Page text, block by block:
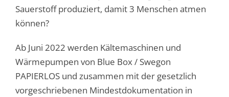
Sauerstoff produziert, damit 3 Menschen atmen
können?
Ab Juni 2022 werden Kältemaschinen und
Wärmepumpen von Blue Box / Swegon
PAPIERLOS und zusammen mit der gesetzlich
vorgeschriebenen Mindestdokumentation in